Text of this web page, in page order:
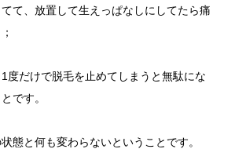
て、放置して生えっぱなしにしてたら痛
度だけで脱毛を止めてしまうと無駄にな
です。
態と何も変わらないということです。